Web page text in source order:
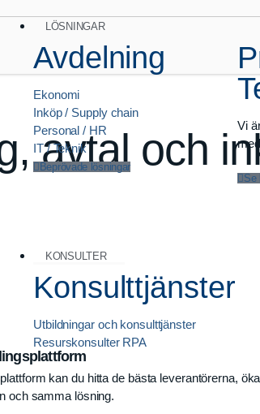
LÖSNINGAR
Avdelning
Ekonomi
Inköp / Supply chain
Personal / HR
IT / Teknik
Beprövade lösningar
Vi
Se
KONSULTER
Konsulttjänster
Utbildningar och konsulttjänster
Resurskonsulter RPA
avtal och
kan du hitta de bästa leverantörerna,
och samma lösning.